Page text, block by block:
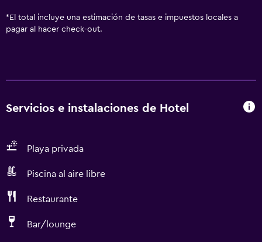
* El total incluye una estimación de tasas e impuestos locales a
pagar al hacer check-out.
Servicios e instalaciones de Hotel
Playa privada
Piscina al aire libre
Restaurante
Bar/lounge